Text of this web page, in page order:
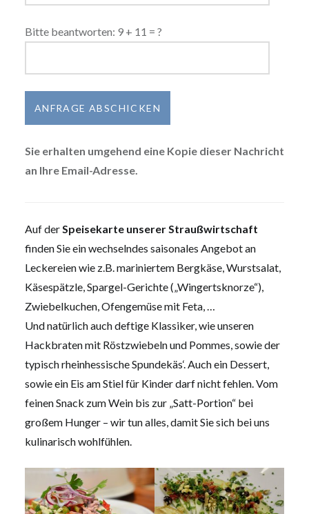
Bitte beantworten: 9 + 11 = ?
Sie erhalten umgehend eine Kopie dieser Nachricht
an Ihre Email-Adresse.
Auf der Speisekarte unserer Straußwirtschaft
finden Sie ein wechselndes saisonales Angebot an
Leckereien wie z.B. mariniertem Bergkäse, Wurstsalat,
Käsespätzle, Spargel-Gerichte („Wingertsknorze“),
Zwiebelkuchen, Ofengemüse mit Feta, …
Und natürlich auch deftige Klassiker, wie unseren
Hackbraten mit Röstzwiebeln und Pommes, sowie der
typisch rheinhessische Spundekäs‘. Auch ein Dessert,
sowie ein Eis am Stiel für Kinder darf nicht fehlen. Vom
feinen Snack zum Wein bis zur „Satt-Portion“ bei
großem Hunger – wir tun alles, damit Sie sich bei uns
kulinarisch wohlfühlen.